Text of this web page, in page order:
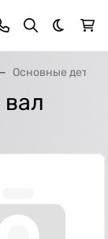
Темная
Основные детали